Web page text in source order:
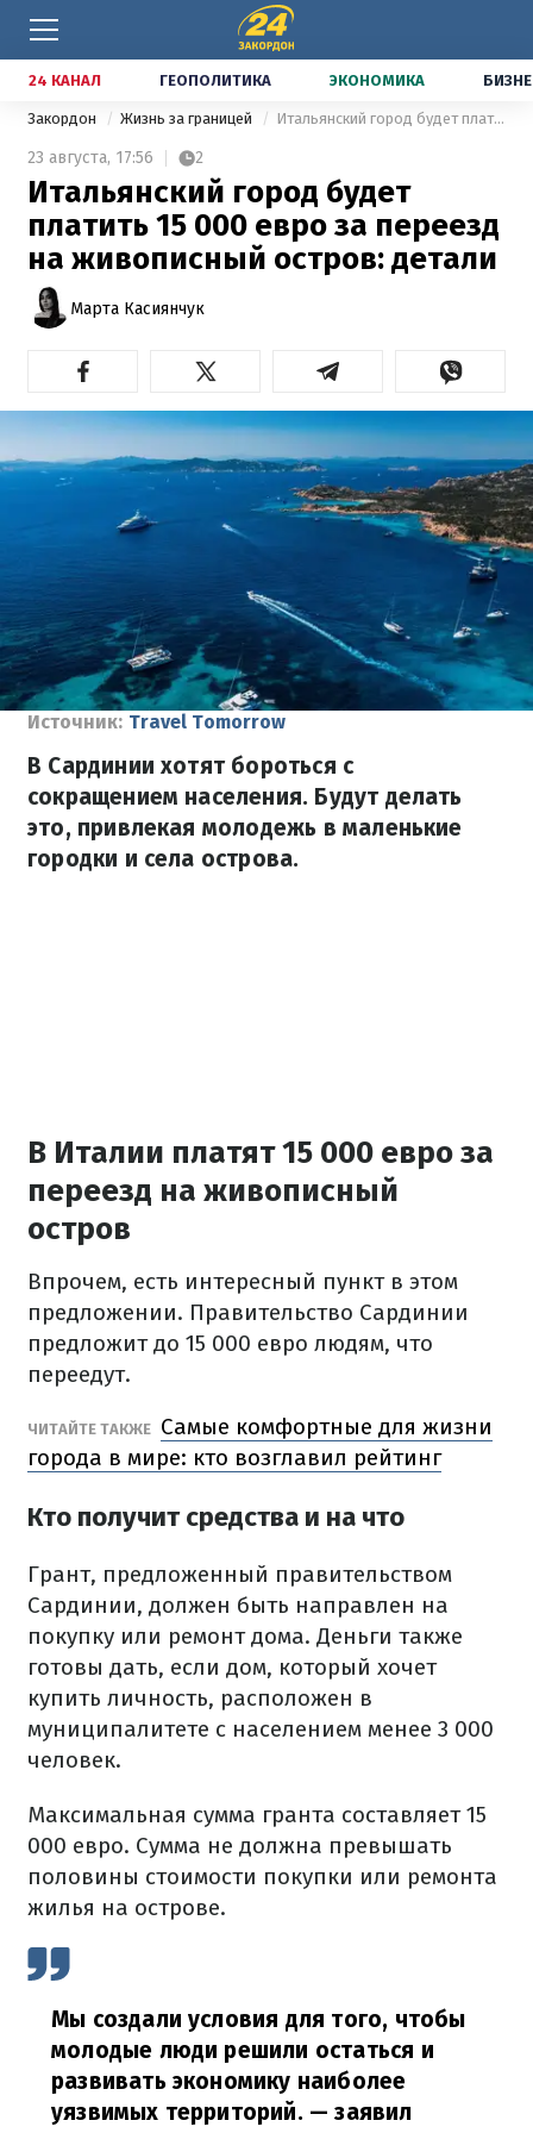
24 КАНАЛ ГЕОПОЛИТИКА ЭКОНОМИКА
Закордон Жизнь за границей Итальянский город будет платить 15 000 евро за переезд на живописный остров: детали
23 августа, 17:56 2
Итальянский город будет
платить 15 000 евро за переезд
на живописный остров: детали
Марта Касиянчук
Источник: Travel Tomorrow
В Сардинии хотят бороться с
сокращением населения. Будут делать
это, привлекая молодежь в маленькие
городки и села острова.
В Италии платят 15 000 евро за
переезд на живописный
остров
Впрочем, есть интересный пункт в этом
предложении. Правительство Сардинии
предложит до 15 000 евро людям, что
переедут.
ЧИТАЙТЕ ТАКЖЕ Самые комфортные для жизни
города в мире: кто возглавил рейтинг
Кто получит средства и на что
Грант, предложенный правительством
Сардинии, должен быть направлен на
покупку или ремонт дома. Деньги также
готовы дать, если дом, который хочет
купить личность, расположен в
муниципалитете с населением менее 3 000
человек.
Максимальная сумма гранта составляет 15
000 евро. Сумма не должна превышать
половины стоимости покупки или ремонта
жилья на острове.
Мы создали условия для того, чтобы
молодые люди решили остаться и
развивать экономику наиболее
уязвимых территорий. — заявил